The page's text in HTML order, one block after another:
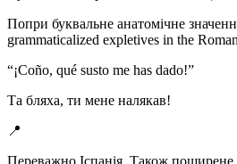
Попри буквальне анатомічне
grammaticalized expletives in the
“¡Coño, qué susto me has dado!”
Та бляха, ти мене налякав!
📍